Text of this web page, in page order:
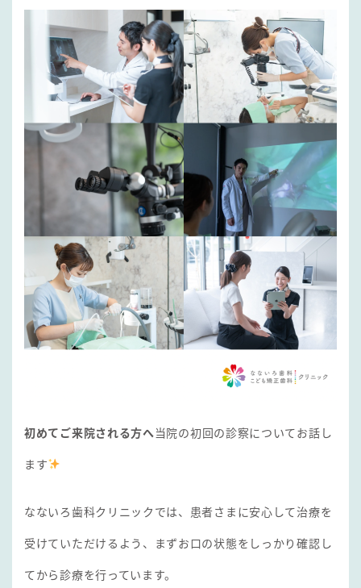
初めてご来院される方へ当院の初回の診察についてお話し
ます
なないろ歯科クリニックでは、患者さまに安心して治療を
受けていただけるよう、まずお口の状態をしっかり確認し
てから診療を行っています。